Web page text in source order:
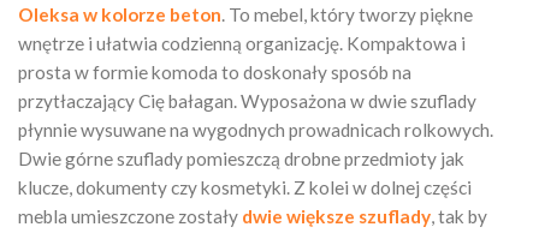
Oleksa w kolorze beton. To mebel, który tworzy piękne
wnętrze i ułatwia codzienną organizację. Kompaktowa i
prosta w formie komoda to doskonały sposób na
przytłaczający Cię bałagan. Wyposażona w dwie szuflady
płynnie wysuwane na wygodnych prowadnicach rolkowych.
Dwie górne szuflady pomieszczą drobne przedmioty jak
klucze, dokumenty czy kosmetyki. Z kolei w dolnej części
mebla umieszczone zostały dwie większe szuflady, tak by